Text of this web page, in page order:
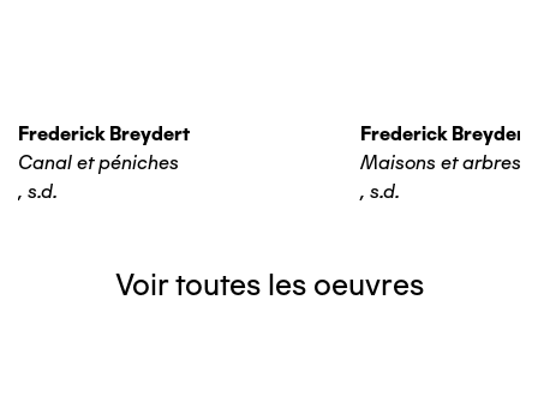
Frederick Breydert
Canal et péniches
, s.d.
Frederick Breydert
Maisons et arbres
, s.d.
Voir toutes les oeuvres